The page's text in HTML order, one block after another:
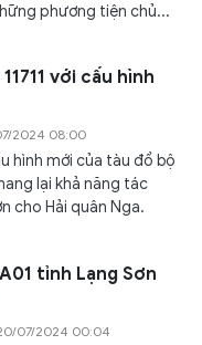
phương tiện chủ...
với cấu hình
2024 08:00
hình mới của tàu đổ bộ
lại khả năng tác
cho Hải quân Nga.
tỉnh Lạng Sơn
07/2024 00:04